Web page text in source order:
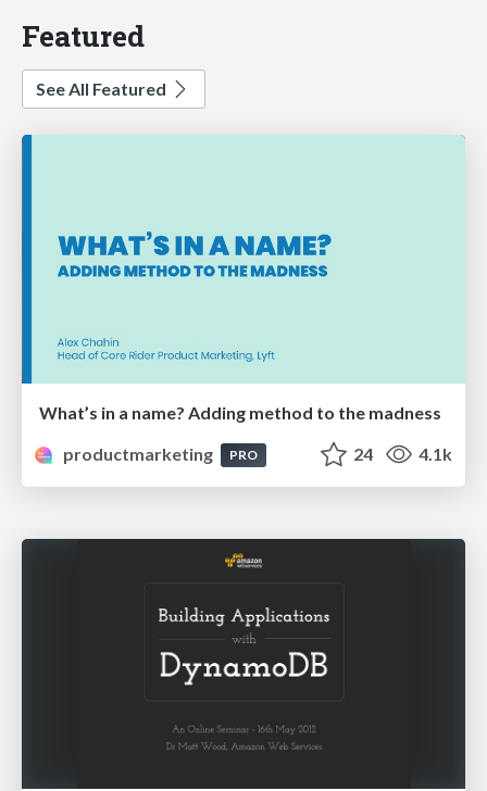
Featured
See All Featured
What’s in a name? Adding method to the madness
productmarketing
PRO 24 4.1k